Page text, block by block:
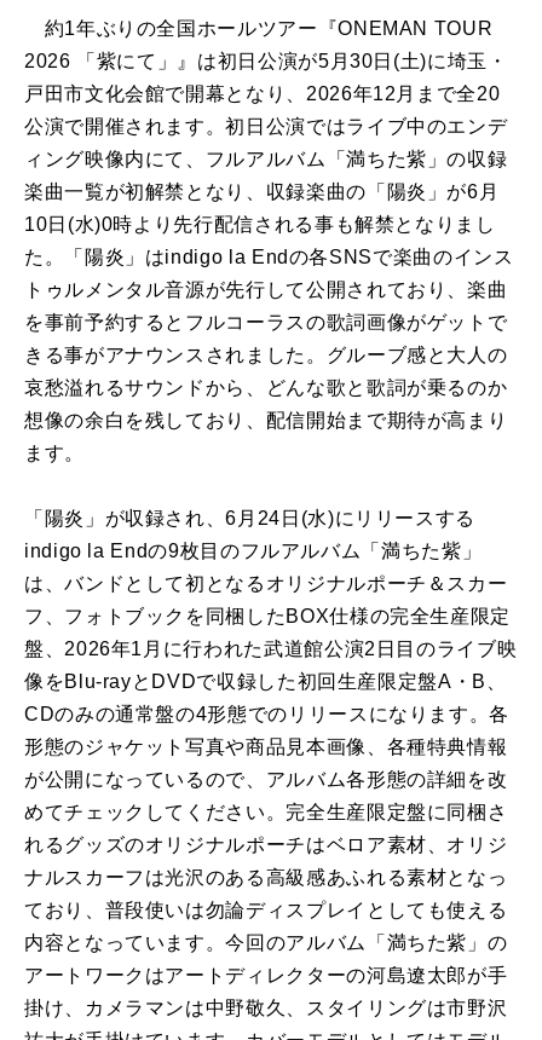
約1年ぶりの全国ホールツアー『ONEMAN TOUR
2026 「紫にて」』は初日公演が5月30日(土)に埼玉・
戸田市文化会館で開幕となり、2026年12月まで全20
公演で開催されます。初日公演ではライブ中のエンデ
ィング映像内にて、フルアルバム「満ちた紫」の収録
楽曲一覧が初解禁となり、収録楽曲の「陽炎」が6月
10日(水)0時より先行配信される事も解禁となりまし
た。「陽炎」はindigo la Endの各SNSで楽曲のインス
トゥルメンタル音源が先行して公開されており、楽曲
を事前予約するとフルコーラスの歌詞画像がゲットで
きる事がアナウンスされました。グルーブ感と大人の
哀愁溢れるサウンドから、どんな歌と歌詞が乗るのか
想像の余白を残しており、配信開始まで期待が高まり
ます。
「陽炎」が収録され、6月24日(水)にリリースする
indigo la Endの9枚目のフルアルバム「満ちた紫」
は、バンドとして初となるオリジナルポーチ＆スカー
フ、フォトブックを同梱したBOX仕様の完全生産限定
盤、2026年1月に行われた武道館公演2日目のライブ映
像をBlu-rayとDVDで収録した初回生産限定盤A・B、
CDのみの通常盤の4形態でのリリースになります。各
形態のジャケット写真や商品見本画像、各種特典情報
が公開になっているので、アルバム各形態の詳細を改
めてチェックしてください。完全生産限定盤に同梱さ
れるグッズのオリジナルポーチはベロア素材、オリジ
ナルスカーフは光沢のある高級感あふれる素材となっ
ており、普段使いは勿論ディスプレイとしても使える
内容となっています。今回のアルバム「満ちた紫」の
アートワークはアートディレクターの河島遼太郎が手
掛け、カメラマンは中野敬久、スタイリングは市野沢